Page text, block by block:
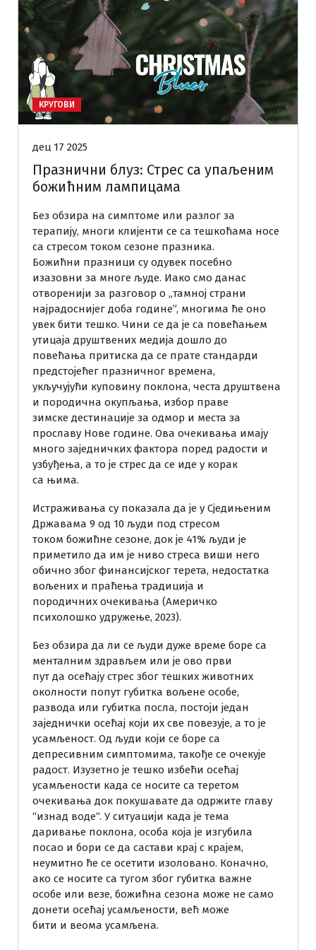
КРУГОВИ
дец 17 2025
Празнични блуз: Стрес са упаљеним
божићним лампицама
Без обзира на симптоме или разлог за
терапију, многи клијенти се са тешкоћама носе
са стресом током сезоне празника.
Божићни празници су одувек посебно
изазовни за многе људе. Иако смо данас
отворенији за разговор о „тамној страни
најрадоснијег доба године”, многима ће оно
увек бити тешко. Чини се да је са повећањем
утицаја друштвених медија дошло до
повећања притиска да се прате стандарди
предстојећег празничног времена,
укључујући куповину поклона, честа друштвена
и породична окупљања, избор праве
зимске дестинације за одмор и места за
прославу Нове године. Ова очекивања имају
много заједничких фактора поред радости и
узбуђења, а то је стрес да се иде у корак
са њима.
Истраживања су показала да је у Сједињеним
Државама 9 од 10 људи под стресом
током божићне сезоне, док је 41% људи је
приметило да им је ниво стреса виши него
обично због финансијског терета, недостатка
вољених и праћења традиција и
породичних очекивања (Америчко
психолошко удружење, 2023).
Без обзира да ли се људи дуже време боре са
менталним здрављем или је ово први
пут да осећају стрес због тешких животних
околности попут губитка вољене особе,
развода или губитка посла, постоји један
заједнички осећај који их све повезује, а то је
усамљеност. Од људи који се боре са
депресивним симптомима, такође се очекује
радост. Изузетно је тешко избећи осећај
усамљености када се носите са теретом
очекивања док покушавате да одржите главу
“изнад воде“. У ситуацији када је тема
даривање поклона, особа која је изгубила
посао и бори се да састави крај с крајем,
неумитно ће се осетити изоловано. Коначно,
ако се носите са тугом због губитка важне
особе или везе, божићна сезона може не само
донети осећај усамљености, већ може
бити и веома усамљена.